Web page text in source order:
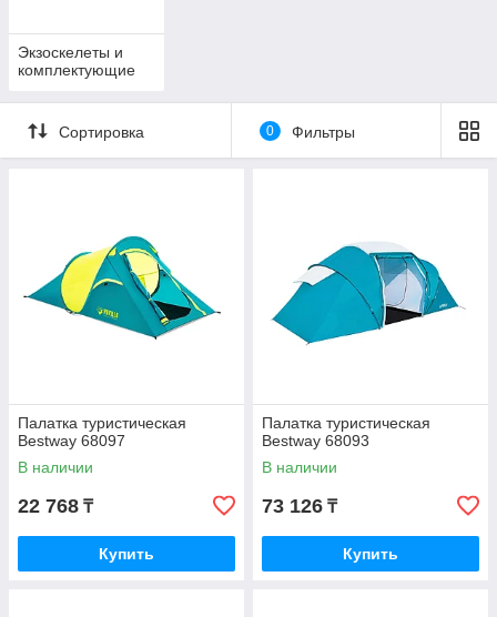
Экзоскелеты и
комплектующие
Сортировка 0 Фильтры
Палатка туристическая
Bestway 68097
В наличии
22 768 ₸
Купить
Палатка туристическая
Bestway 68093
В наличии
73 126 ₸
Купить